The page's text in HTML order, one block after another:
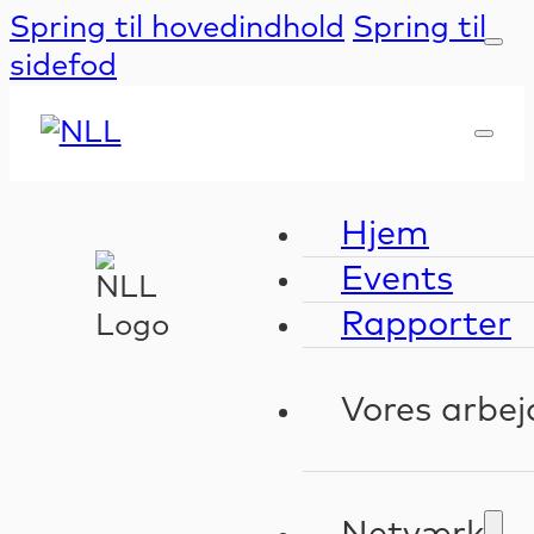
Spring til hovedindhold Spring til
sidefod
Hjem
Events
Rapporter
Vores